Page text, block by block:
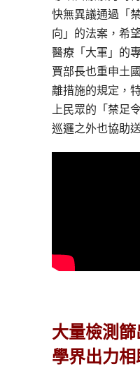
快無異議通過「
向」的法案，希
醫療「大軍」的
賈部長也重申土
離措施的規定，
上民眾的「禁足
巡邏之外也協助
大量檢測
學界出力相